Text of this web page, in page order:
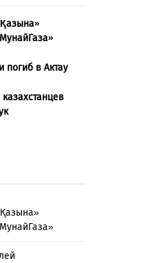
погиб в Актау